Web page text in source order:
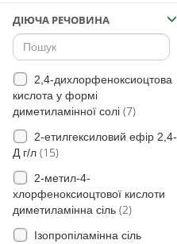
Елевзина індійська
Росичка(види)
Роман собачий(13)
Грицики звичайні
Гібіскус трійчастий
Сухоребрик лікарський
Чорнобривці(1)
Падалиця традиційного
ДІЮЧА РЕЧОВИНА
2,4-дихлорфеноксиоцтова
кислота у формі
диметиламінної солі (7)
2-етилгексиловий ефір 2,4-
Д г/л (15)
2-метил-4-
хлорфеноксиоцтової кислоти
диметиламінна сіль (2)
Ізопропіламінна сіль